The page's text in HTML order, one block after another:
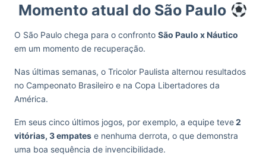
Momento atual do São Paulo
O São Paulo chega para o confronto São Paulo x Náutico
em um momento de recuperação.
Nas últimas semanas, o Tricolor Paulista alternou resultados
no Campeonato Brasileiro e na Copa Libertadores da
América.
Em seus cinco últimos jogos, por exemplo, a equipe teve2
vitórias, 3 empates e nenhuma derrota, o que demonstra
uma boa sequência de invencibilidade.